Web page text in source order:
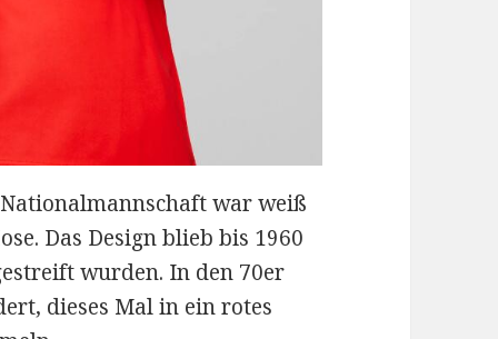
war weiß
Das Design blieb bis 1960
wurden. In den 70er
dieses Mal in ein rotes